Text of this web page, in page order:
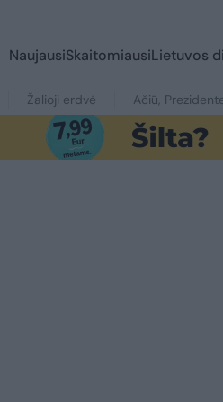
NaujausiSkaitomiausiLietuvos
Žalioji erdvė Ačiū,